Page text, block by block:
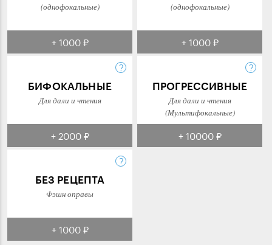
(однофокальные)
+ 1000 ₽
(однофокальные)
+ 1000 ₽
БИФОКАЛЬНЫЕ
Для дали и чтения
+ 2000 ₽
ПРОГРЕССИВНЫЕ
Для дали и чтения
(Мультифокальные)
+ 10000 ₽
БЕЗ РЕЦЕПТА
Фэшн оправы
+ 1000 ₽